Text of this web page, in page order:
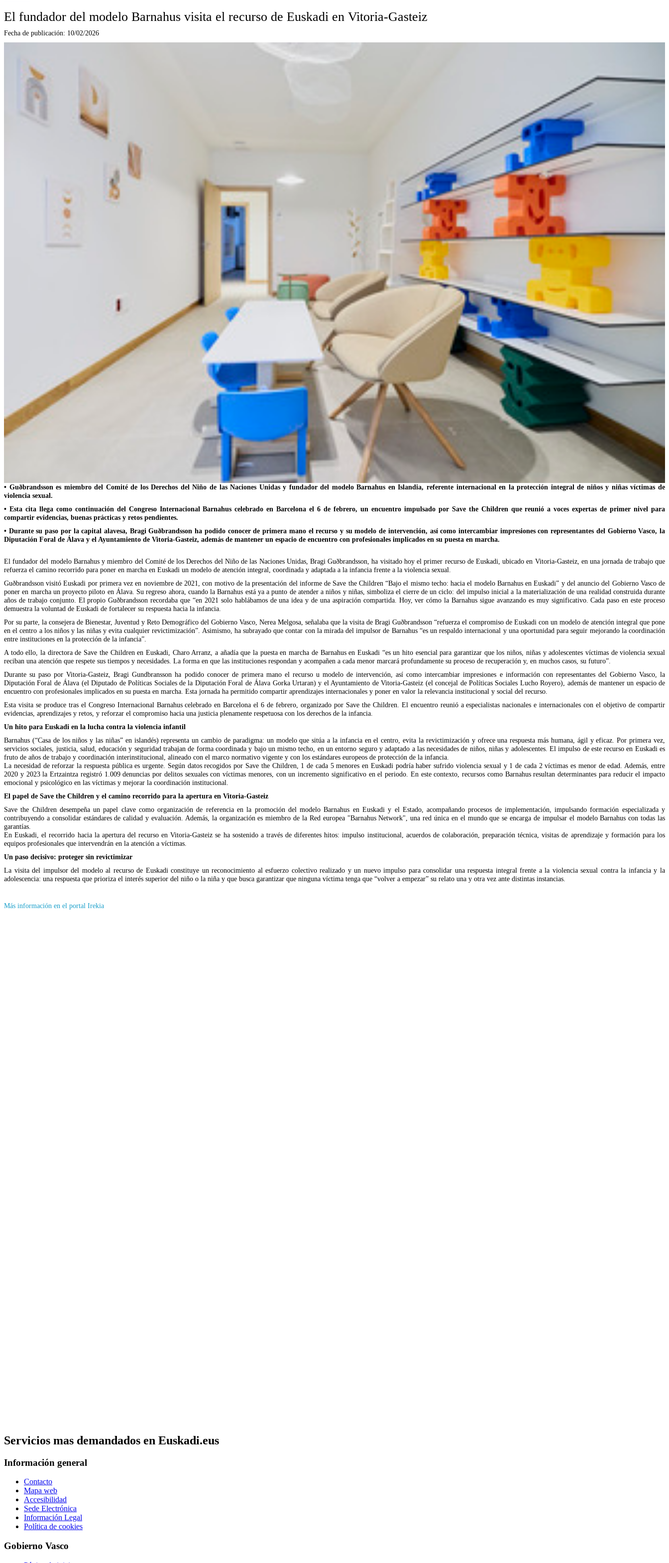
El fundador del modelo Barnahus visita el recurso de Euskadi en Vitoria-Gasteiz
Fecha de publicación: 10/02/2026
• Guðbrandsson es miembro del Comité de los Derechos del Niño de las Naciones Unidas y fundador del modelo Barnahus en Islandia, referente internacional en la protección integral de niños y niñas víctimas de
violencia sexual.
• Esta cita llega como continuación del Congreso Internacional Barnahus celebrado en Barcelona el 6 de febrero, un encuentro impulsado por Save the Children que reunió a voces expertas de primer nivel para
compartir evidencias, buenas prácticas y retos pendientes.
• Durante su paso por la capital alavesa, Bragi Guðbrandsson ha podido conocer de primera mano el recurso y su modelo de intervención, así como intercambiar impresiones con representantes del Gobierno Vasco, la
Diputación Foral de Álava y el Ayuntamiento de Vitoria-Gasteiz, además de mantener un espacio de encuentro con profesionales implicados en su puesta en marcha.
El fundador del modelo Barnahus y miembro del Comité de los Derechos del Niño de las Naciones Unidas, Bragi Guðbrandsson, ha visitado hoy el primer recurso de Euskadi, ubicado en Vitoria-Gasteiz, en una jornada de trabajo que
refuerza el camino recorrido para poner en marcha en Euskadi un modelo de atención integral, coordinada y adaptada a la infancia frente a la violencia sexual.
Guðbrandsson visitó Euskadi por primera vez en noviembre de 2021, con motivo de la presentación del informe de Save the Children “Bajo el mismo techo: hacia el modelo Barnahus en Euskadi” y del anuncio del Gobierno Vasco de
poner en marcha un proyecto piloto en Álava. Su regreso ahora, cuando la Barnahus está ya a punto de atender a niños y niñas, simboliza el cierre de un ciclo: del impulso inicial a la materialización de una realidad construida durante
años de trabajo conjunto. El propio Guðbrandsson recordaba que “en 2021 solo hablábamos de una idea y de una aspiración compartida. Hoy, ver cómo la Barnahus sigue avanzando es muy significativo. Cada paso en este proceso
demuestra la voluntad de Euskadi de fortalecer su respuesta hacia la infancia.
Por su parte, la consejera de Bienestar, Juventud y Reto Demográfico del Gobierno Vasco, Nerea Melgosa, señalaba que la visita de Bragi Guðbrandsson “refuerza el compromiso de Euskadi con un modelo de atención integral que pone
en el centro a los niños y las niñas y evita cualquier revictimización”. Asimismo, ha subrayado que contar con la mirada del impulsor de Barnahus “es un respaldo internacional y una oportunidad para seguir mejorando la coordinación
entre instituciones en la protección de la infancia”.
A todo ello, la directora de Save the Children en Euskadi, Charo Arranz, a añadía que la puesta en marcha de Barnahus en Euskadi “es un hito esencial para garantizar que los niños, niñas y adolescentes víctimas de violencia sexual
reciban una atención que respete sus tiempos y necesidades. La forma en que las instituciones respondan y acompañen a cada menor marcará profundamente su proceso de recuperación y, en muchos casos, su futuro”.
Durante su paso por Vitoria-Gasteiz, Bragi Gundbransson ha podido conocer de primera mano el recurso u modelo de intervención, así como intercambiar impresiones e información con representantes del Gobierno Vasco, la
Diputación Foral de Álava (el Diputado de Políticas Sociales de la Diputación Foral de Álava Gorka Urtaran) y el Ayuntamiento de Vitoria-Gasteiz (el concejal de Políticas Sociales Lucho Royero), además de mantener un espacio de
encuentro con profesionales implicados en su puesta en marcha. Esta jornada ha permitido compartir aprendizajes internacionales y poner en valor la relevancia institucional y social del recurso.
Esta visita se produce tras el Congreso Internacional Barnahus celebrado en Barcelona el 6 de febrero, organizado por Save the Children. El encuentro reunió a especialistas nacionales e internacionales con el objetivo de compartir
evidencias, aprendizajes y retos, y reforzar el compromiso hacia una justicia plenamente respetuosa con los derechos de la infancia.
Un hito para Euskadi en la lucha contra la violencia infantil
Barnahus (“Casa de los niños y las niñas” en islandés) representa un cambio de paradigma: un modelo que sitúa a la infancia en el centro, evita la revictimización y ofrece una respuesta más humana, ágil y eficaz. Por primera vez,
servicios sociales, justicia, salud, educación y seguridad trabajan de forma coordinada y bajo un mismo techo, en un entorno seguro y adaptado a las necesidades de niños, niñas y adolescentes. El impulso de este recurso en Euskadi es
fruto de años de trabajo y coordinación interinstitucional, alineado con el marco normativo vigente y con los estándares europeos de protección de la infancia.
La necesidad de reforzar la respuesta pública es urgente. Según datos recogidos por Save the Children, 1 de cada 5 menores en Euskadi podría haber sufrido violencia sexual y 1 de cada 2 víctimas es menor de edad. Además, entre
2020 y 2023 la Ertzaintza registró 1.009 denuncias por delitos sexuales con víctimas menores, con un incremento significativo en el periodo. En este contexto, recursos como Barnahus resultan determinantes para reducir el impacto
emocional y psicológico en las víctimas y mejorar la coordinación institucional.
El papel de Save the Children y el camino recorrido para la apertura en Vitoria-Gasteiz
Save the Children desempeña un papel clave como organización de referencia en la promoción del modelo Barnahus en Euskadi y el Estado, acompañando procesos de implementación, impulsando formación especializada y
contribuyendo a consolidar estándares de calidad y evaluación. Además, la organización es miembro de la Red europea "Barnahus Network", una red única en el mundo que se encarga de impulsar el modelo Barnahus con todas las
garantías.
En Euskadi, el recorrido hacia la apertura del recurso en Vitoria-Gasteiz se ha sostenido a través de diferentes hitos: impulso institucional, acuerdos de colaboración, preparación técnica, visitas de aprendizaje y formación para los
equipos profesionales que intervendrán en la atención a víctimas.
Un paso decisivo: proteger sin revictimizar
La visita del impulsor del modelo al recurso de Euskadi constituye un reconocimiento al esfuerzo colectivo realizado y un nuevo impulso para consolidar una respuesta integral frente a la violencia sexual contra la infancia y la
adolescencia: una respuesta que prioriza el interés superior del niño o la niña y que busca garantizar que ninguna víctima tenga que “volver a empezar” su relato una y otra vez ante distintas instancias.
Más información en el portal Irekia(Se
Servicios mas demandados en Euskadi.eus
Información general
Contacto
Mapa web
Accesibilidad
Sede Electrónica
Información Legal
Política de cookies
Gobierno Vasco